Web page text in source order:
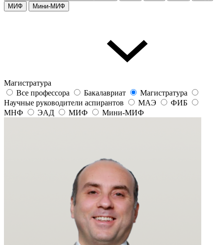
МИФ
Мини-МИФ
Магистратура
Все профессора
Бакалавриат
Магистратура
Научные руководители аспирантов
МАЭ
ФИБ
МНФ
ЭАД МИФ Мини-МИФ